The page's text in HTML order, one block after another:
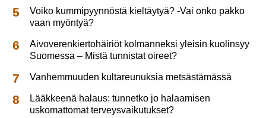
Voiko kummipyynnöstä kieltäytyä? -Vai onko pakko
vaan myöntyä?
Aivoverenkiertohäiriöt kolmanneksi yleisin kuolinsyy
Suomessa – Mistä tunnistat oireet?
Vanhemmuuden kultareunuksia metsästämässä
Lääkkeenä halaus: tunnetko jo halaamisen
uskomattomat terveysvaikutukset?